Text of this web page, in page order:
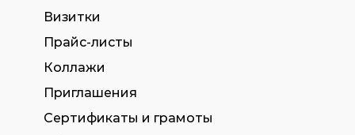
Визитки
Прайс-листы
Коллажи
Приглашения
Сертификаты и грамоты